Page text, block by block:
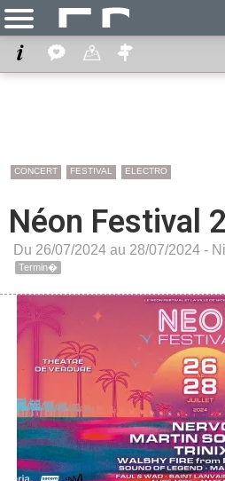
CONCERT FESTIVAL ELECTRO
Néon Festival
Du 26/07/2024 au 28/07/2024 -
Termin�